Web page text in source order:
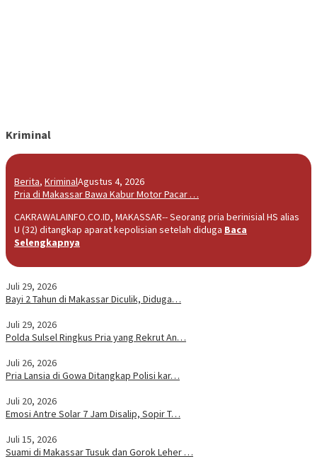
Kriminal
Berita, KriminalAgustus 4, 2026
Pria di Makassar Bawa Kabur Motor Pacar …
CAKRAWALAINFO.CO.ID, MAKASSAR-- Seorang pria berinisial HS alias
U (32) ditangkap aparat kepolisian setelah diduga Baca
Selengkapnya
Juli 29, 2026
Bayi 2 Tahun di Makassar Diculik, Diduga…
Juli 29, 2026
Polda Sulsel Ringkus Pria yang Rekrut An…
Juli 26, 2026
Pria Lansia di Gowa Ditangkap Polisi kar…
Juli 20, 2026
Emosi Antre Solar 7 Jam Disalip, Sopir T…
Juli 15, 2026
Suami di Makassar Tusuk dan Gorok Leher …